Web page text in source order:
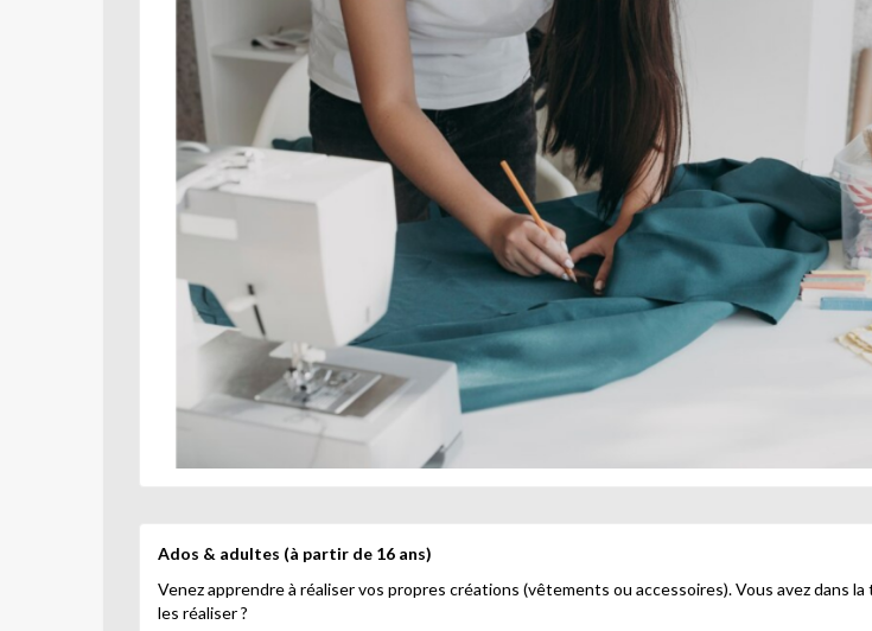
Ados & adultes (à partir de 16 ans)
Venez apprendre à réaliser vos propres créations (vêtements ou accessoires). Vous avez dans
les réaliser ?